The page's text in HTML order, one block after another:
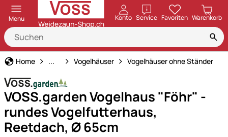
Menu Konto ServiceöffnenFavoriten Warenkorb
Home Garten & Heimdekoration
... Vogelhäuser Vogelhäuser ohne Ständer
VOSS.garden Vogelhaus "Föhr" -
rundes Vogelfutterhaus,
Reetdach, Ø 65cm